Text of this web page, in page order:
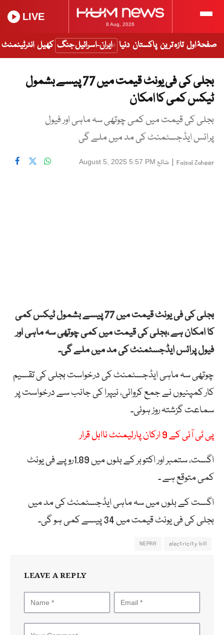
8 Aug, 2026
LIVE
صفحۂ اول تازہ ترین پاکستان دنیا ایران-اسرائیل جنگ کھیل انٹرٹینمنٹ
بجلی کی فی یونٹ قیمت میں 77 پیسے بشمول
ٹیکس کمی کا امکان
بجلی کی قیمت میں کمی چوتھی سہ ماہی اور فیول
پرائس ایڈجسٹمنٹ کی مد میں ملے گی
Faisal Zaheer
| شائع August 5, 2025 5:57 PM
بجلی کی فی یونٹ قیمت میں 77 پیسے بشمول ٹیکس کمی
کا امکان ہے ،بجلی کی قیمت میں کمی چوتھی سہ ماہی اور
فیول پرائس ایڈجسٹمنٹ کی مد میں ملے گی۔
چوتھی سہ ماہی ایڈجسٹمنٹ کی درخواست بجلی کی تقسیم
کار کمپنیوں نے جمع کروائی، نیپرا کی جانب سے درخواست پر
سماعت گزشتہ روز ہوئی۔
پی ٹی آئی کے 9 ارکان پارلیمنٹ نااہل قرار
اگست، ستمبر اور اکتوبر کے بلوں میں 1.89روپے فی یونٹ
کمی متوقع ہے ۔
اگست کے بلوں میں سہ ماہی ایڈجسٹمنٹ کی مد میں
بجلی کی فی یونٹ قیمت میں 34 پیسے کمی ہو گی۔
electricity bill
NEPRA
LEAVE A REPLY